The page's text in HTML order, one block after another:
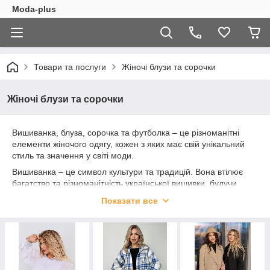
Moda-plus
Товари та послуги Жіночі блузи та сорочки
Жіночі блузи та сорочки
Вишиванка, блуза, сорочка та футболка – це різноманітні
елементи жіночого одягу, кожен з яких має свій унікальний
стиль та значення у світі моди.
Вишиванка – це символ культури та традицій. Вона втілює
багатство та різноманітність української вишивки, будучи
гордості. Вишиванки можуть бути різноманітними за
святкових заходів, так і для повсякденного життя.
Блузи варіюються від класичних моделей до сучасних стилів.
Вони надають безліч можливостей для створення жіночних та
Показати все